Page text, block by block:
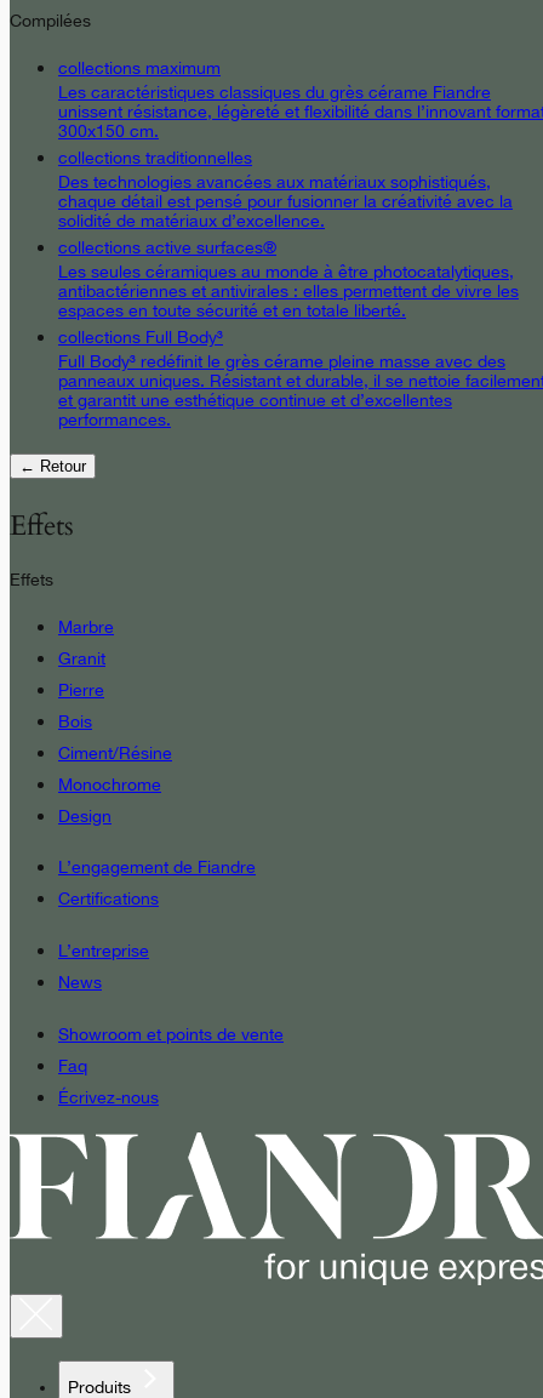
Compilées
collections maximum
Les caractéristiques classiques du grès cérame Fiandre
unissent résistance, légèreté et flexibilité dans l’innovant
300x150 cm.
collections traditionnelles
Des technologies avancées aux matériaux sophistiqués,
chaque détail est pensé pour fusionner la créativité avec la
solidité de matériaux d’excellence.
collections active surfaces®
Les seules céramiques au monde à être photocatalytiques,
antibactériennes et antivirales : elles permettent de vivre les
espaces en toute sécurité et en totale liberté.
collections Full Body³
Full Body³ redéfinit le grès cérame pleine masse avec des
panneaux uniques. Résistant et durable, il se nettoie
et garantit une esthétique continue et d’excellentes
performances.
← Retour
Effets
Effets
Marbre
Granit
Pierre
Bois
Ciment/Résine
Monochrome
Design
L’engagement de Fiandre
Certifications
L’entreprise
News
Showroom et points de vente
Faq
Écrivez-nous
Produits